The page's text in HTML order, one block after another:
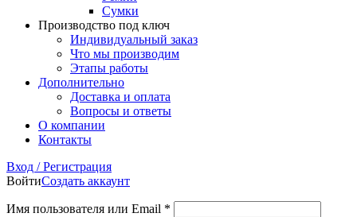
Сумки
Производство под ключ
Индивидуальный заказ
Что мы производим
Этапы работы
Дополнительно
Доставка и оплата
Вопросы и ответы
О компании
Контакты
Вход / Регистрация
ВойтиСоздать аккаунт
Имя пользователя или Email *